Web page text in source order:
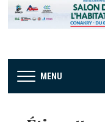
MENU